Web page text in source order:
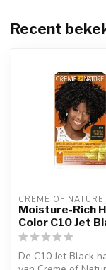
Recent
CREME OF NATURE
Moisture-Rich
Color C10 Jet
De C10 Jet Black